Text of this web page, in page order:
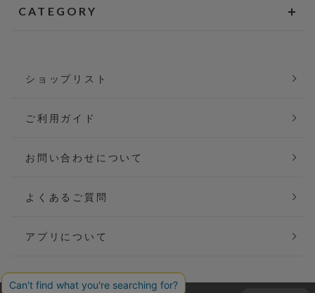
CATEGORY
ショップリスト
ご利用ガイド
お問い合わせについて
よくあるご質問
アプリについて